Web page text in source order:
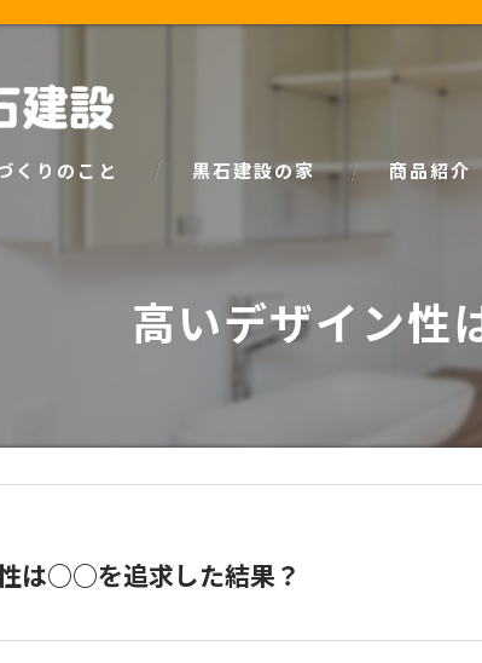
くりのこと
くりで大事な「お金の話」
黒石建設の家
ZEH
商品紹介
SIMPLE
高いデザイン
は○○を追求した結果？